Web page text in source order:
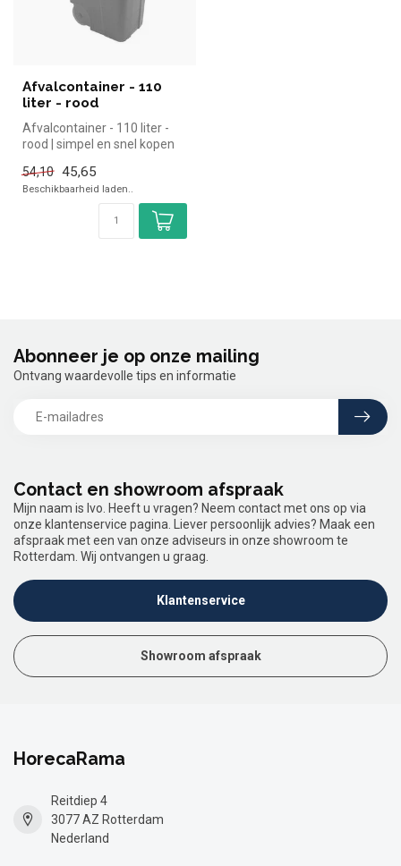
Afvalcontainer - 110
liter - rood
Afvalcontainer - 110 liter -
rood | simpel en snel kopen
54,10 45,65
Beschikbaarheid laden..
Contact en showroom afspraak
Mijn naam is Ivo. Heeft u vragen? Neem contact met ons op via
onze klantenservice pagina. Liever persoonlijk advies? Maak een
afspraak met een van onze adviseurs in onze showroom te
Rotterdam. Wij ontvangen u graag.
Klantenservice
Showroom afspraak
Abonneer je op onze mailing
Ontvang waardevolle tips en informatie
HorecaRama
Reitdiep 4
3077 AZ Rotterdam
Nederland